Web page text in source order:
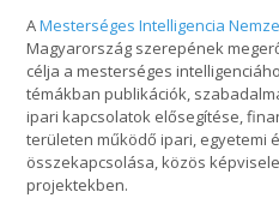
AMesterséges Intelligencia
Magyarország szerepének
célja a mesterséges
témákban publikációk,
ipari kapcsolatok elősegítése,
területen működő ipari, egyetemi
összekapcsolása, közös
projektekben.